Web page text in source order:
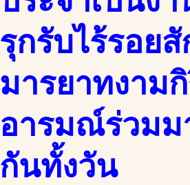
รุกรับไร้รอย
มารยาทงาม
อารมณ์ร่วมม
กันทั้งวัน